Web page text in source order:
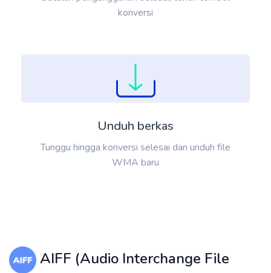
konversi
Unduh berkas
Tunggu hingga konversi selesai dan unduh file
WMA baru
AIFF (Audio Interchange File